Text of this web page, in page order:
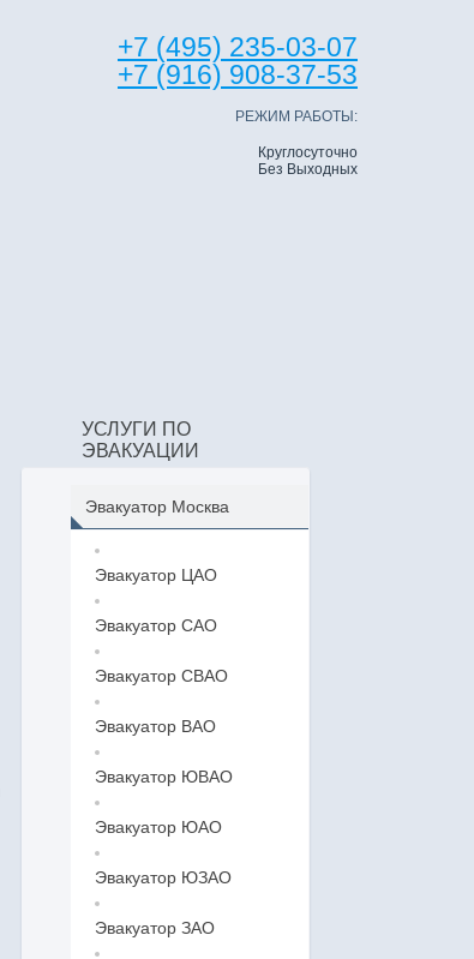
+7 (495) 235-03-07
+7 (916) 908-37-53
РЕЖИМ РАБОТЫ:
Круглосуточно
Без Выходных
УСЛУГИ ПО
ЭВАКУАЦИИ
Эвакуатор Москва
Эвакуатор ЦАО
Эвакуатор САО
Эвакуатор СВАО
Эвакуатор ВАО
Эвакуатор ЮВАО
Эвакуатор ЮАО
Эвакуатор ЮЗАО
Эвакуатор ЗАО